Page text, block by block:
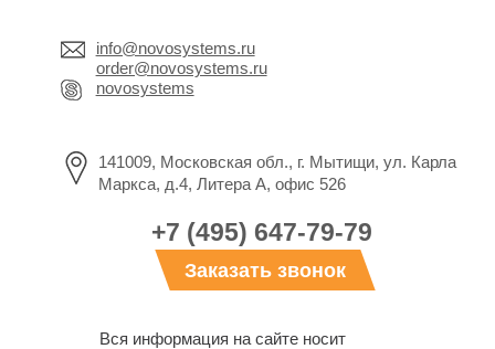
info@novosystems.ru
order@novosystems.ru
novosystems
141009, Московская обл., г. Мытищи, ул. Карла
Маркса, д.4, Литера А, офис 526
+7 (495) 647-79-79
Заказать звонок
Вся информация на сайте носит